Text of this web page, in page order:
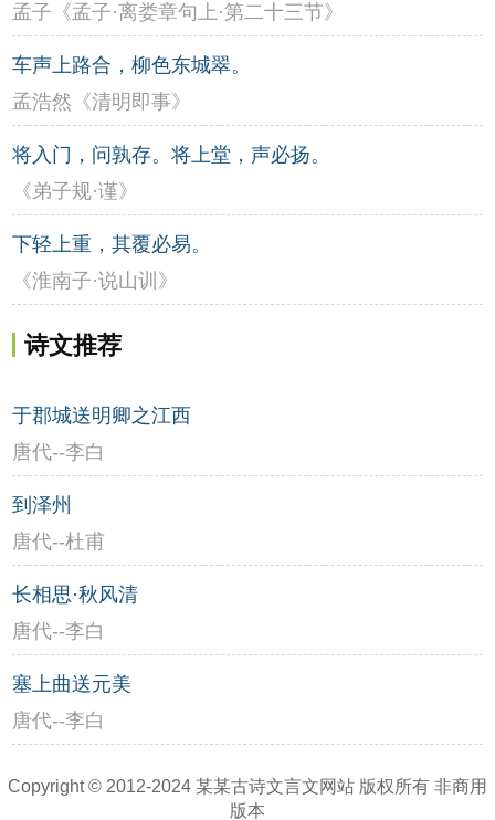
孟子《孟子·离娄章句上·第二十三节》
车声上路合，柳色东城翠。
孟浩然《清明即事》
将入门，问孰存。将上堂，声必扬。
《弟子规·谨》
下轻上重，其覆必易。
《淮南子·说山训》
诗文推荐
于郡城送明卿之江西
唐代--李白
到泽州
唐代--杜甫
长相思·秋风清
唐代--李白
塞上曲送元美
唐代--李白
Copyright © 2012-2024 某某古诗文言文网站 版权所有 非商用
版本